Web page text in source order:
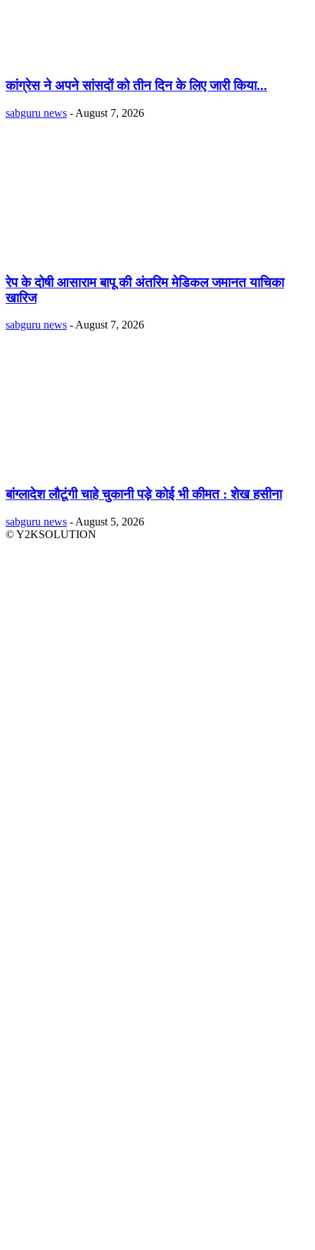
कांग्रेस ने अपने सांसदों को तीन दिन के लिए जारी किया...
sabguru news - August 7, 2026
रेप के दोषी आसाराम बापू की अंतरिम मेडिकल जमानत याचिका
खारिज
sabguru news - August 7, 2026
बांग्लादेश लौटूंगी चाहे चुकानी पड़े कोई भी कीमत : शेख हसीना
sabguru news - August 5, 2026
© Y2KSOLUTION